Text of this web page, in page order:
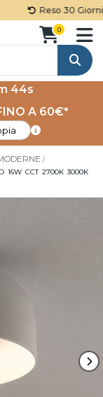
Reso 30 Giorni
Cerca
0
43s
A 60€*
16W CCT 2700K 3000K